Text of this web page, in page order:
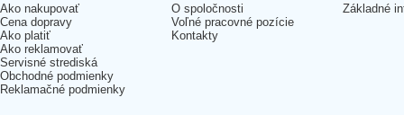
Ako nakupovať
Cena dopravy
Ako platiť
Ako reklamovať
Servisné strediská
Obchodné podmienky
Reklamačné podmienky
O spoločnosti
Voľné pracovné pozície
Kontakty
Základné